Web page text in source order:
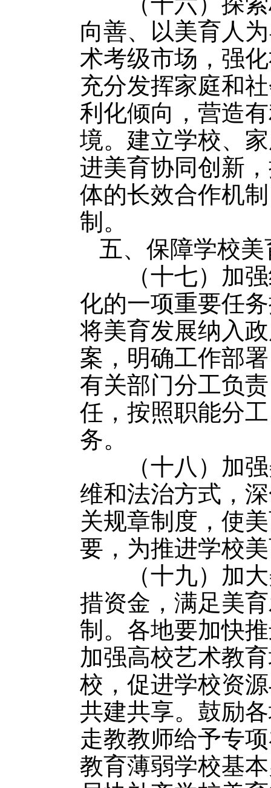
向善、以美育人
术考级市场，强
充分发挥家庭和
利化倾向，营造
境。建立学校、
进美育协同创新
体的长效合作机
制。
五、保障学校
（十七）加强
化的一项重要任
将美育发展纳入
案，明确工作部
有关部门分工负
任，按照职能分
务。
（十八）加强
维和法治方式，
关规章制度，使
要，为推进学校
（十九）加大
措资金，满足美
制。各地要加快
加强高校艺术教
校，促进学校资
共建共享。鼓励
走教教师给予专
教育薄弱学校基